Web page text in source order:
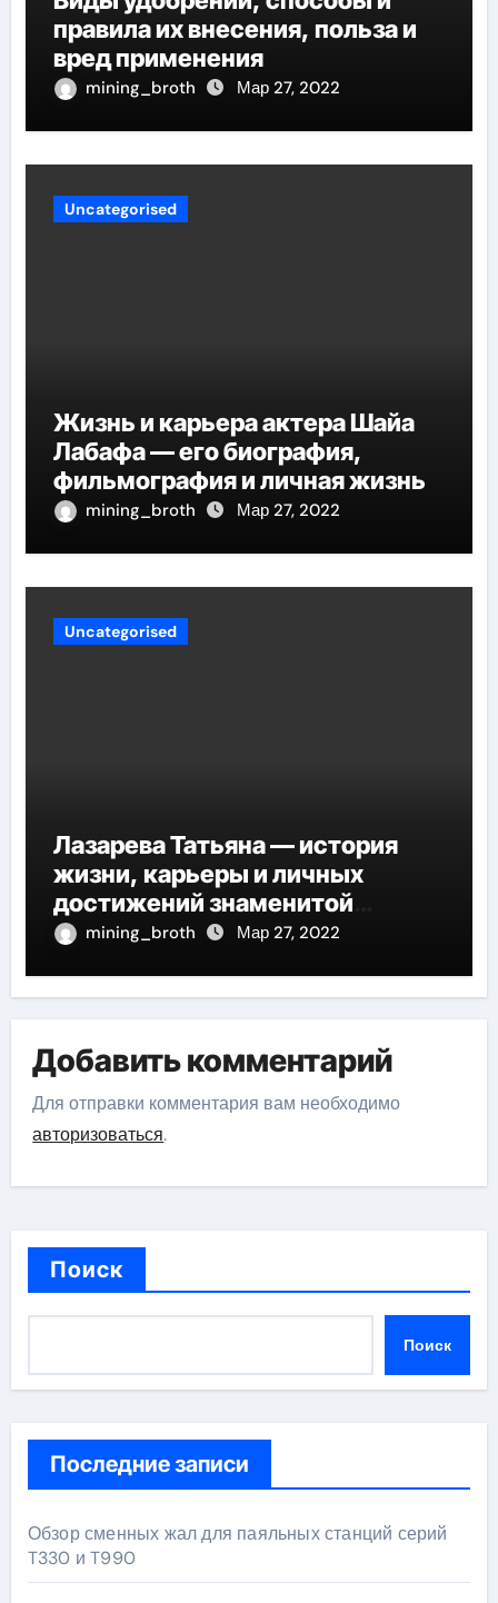
правила их внесения, польза и
вред применения
mining_broth Мар 27, 2022
Uncategorised
Жизнь и карьера актера Шайа
Лабафа — его биография,
фильмография и личная жизнь
mining_broth Мар 27, 2022
Uncategorised
Лазарева Татьяна — история
жизни, карьеры и личных
достижений знаменитой
актрисы, восходящей на олимп
mining_broth Мар 27, 2022
Добавить комментарий
Для отправки комментария вам необходимо
авторизоваться.
Поиск
Поиск
Последние записи
Обзор сменных жал для паяльных станций серий
T330 и T990